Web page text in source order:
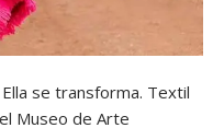
se transforma. Textil
Museo de Arte